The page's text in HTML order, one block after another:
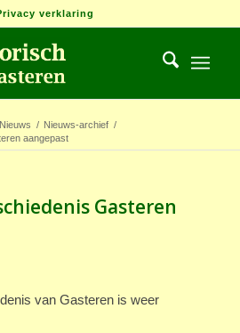
verklaring
Nieuws / Nieuws-archief /
aangepast
Gasteren
van Gasteren is weer